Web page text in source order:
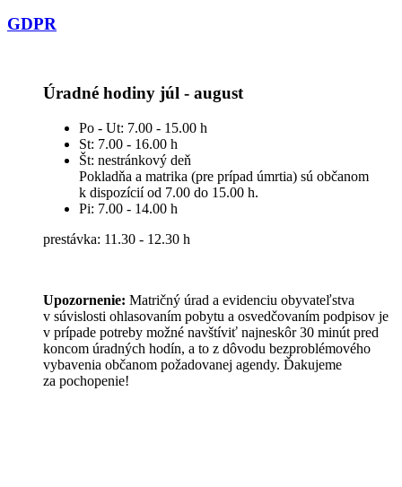
GDPR
Úradné hodiny júl - august
Po - Ut: 7.00 - 15.00 h
St: 7.00 - 16.00 h
Št: nestránkový deň
Pokladňa a matrika (pre prípad úmrtia) sú občanom
k dispozícií od 7.00 do 15.00 h.
Pi: 7.00 - 14.00 h
prestávka: 11.30 - 12.30 h
Upozornenie: Matričný úrad a evidenciu obyvateľstva
v súvislosti ohlasovaním pobytu a osvedčovaním podpisov je
v prípade potreby možné navštíviť najneskôr 30 minút pred
koncom úradných hodín, a to z dôvodu bezproblémového
vybavenia občanom požadovanej agendy. Ďakujeme
za pochopenie!